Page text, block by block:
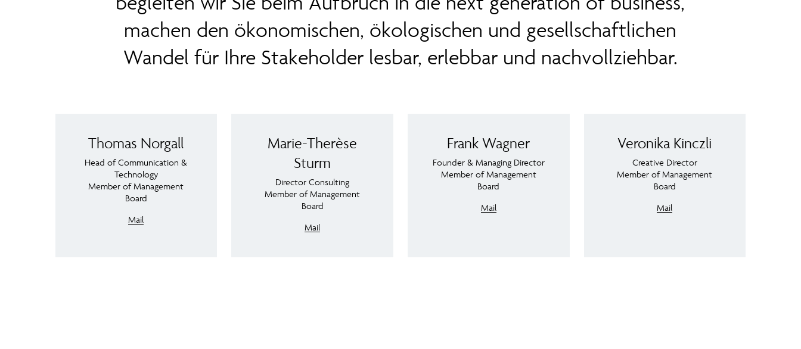
machen den ökonomischen, ökologischen und gesellschaftlichen
Wandel für Ihre Stakeholder lesbar, erlebbar und nachvollziehbar.
Thomas Norgall
Head of Communication &
Technology
Member of Management
Board
Mail
Marie-Therèse
Sturm
Director Consulting
Member of Management
Board
Mail
Frank Wagner
Founder & Managing Director
Member of Management
Board
Mail
Veronika Kinczli
Creative Director
Member of Management
Board
Mail